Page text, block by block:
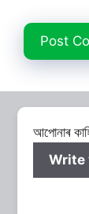
আপোনাৰ
Write